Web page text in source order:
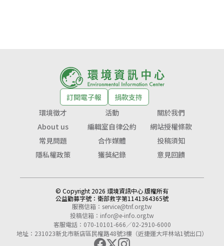
訂閱電子報
捐款支持
環境徵才
活動
關於我們
About us
編輯室自律公約
網站授權條款
常見問題
合作媒體
投稿須知
隱私權政策
獲獎紀錄 意見回饋
© Copyright 2026 環境資訊中心 版權所有
公益勸募字號： 衛部救字第1141364365號
服務信箱： service@tnf.org.tw
投稿信箱： infor@e-info.org.tw
客服電話：070-10101-666／02-2910-6000
地址：231023新北市新店區民權路48號3樓（近捷運大坪林站1號出口）